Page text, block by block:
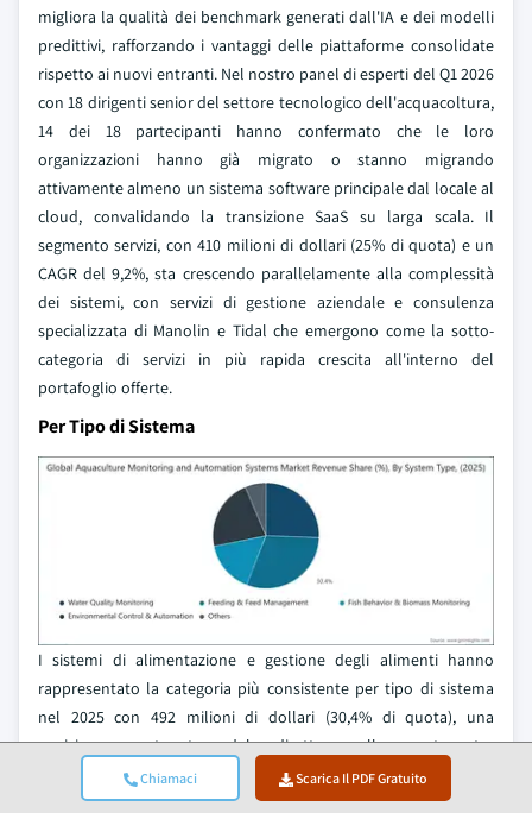
Chiamaci Scarica Il PDF Gratuito
migliora la qualità dei benchmark generati dall'IA e dei modelli
predittivi, rafforzando i vantaggi delle piattaforme consolidate
rispetto ai nuovi entranti. Nel nostro panel di esperti del Q1 2026
con 18 dirigenti senior del settore tecnologico dell'acquacoltura,
14 dei 18 partecipanti hanno confermato che le loro
organizzazioni hanno già migrato o stanno migrando
attivamente almeno un sistema software principale dal locale al
cloud, convalidando la transizione SaaS su larga scala. Il
segmento servizi, con 410 milioni di dollari (25% di quota) e un
CAGR del 9,2%, sta crescendo parallelamente alla complessità
dei sistemi, con servizi di gestione aziendale e consulenza
specializzata di Manolin e Tidal che emergono come la sotto-
categoria di servizi in più rapida crescita all'interno del
portafoglio offerte.
Per Tipo di Sistema
I sistemi di alimentazione e gestione degli alimenti hanno
rappresentato la categoria più consistente per tipo di sistema
nel 2025 con 492 milioni di dollari (30,4% di quota), una
posizione sostenuta dal diretto collegamento tra
l'ottimizzazione dei costi di alimentazione e la redditività degli
allevamenti tra le specie allevate. L'ottimizzazione